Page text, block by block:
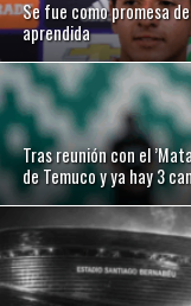
Se fue como promesa
aprendida
Tras reunión con el
de Temuco y ya hay 3